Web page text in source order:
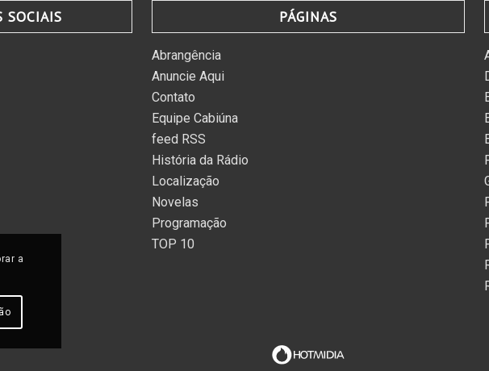
SOCIAIS PÁGINAS
Abrangência
Anuncie Aqui
Contato
Equipe Cabiúna
feed RSS
História da Rádio
Localização
Novelas
Programação
TOP 10
a